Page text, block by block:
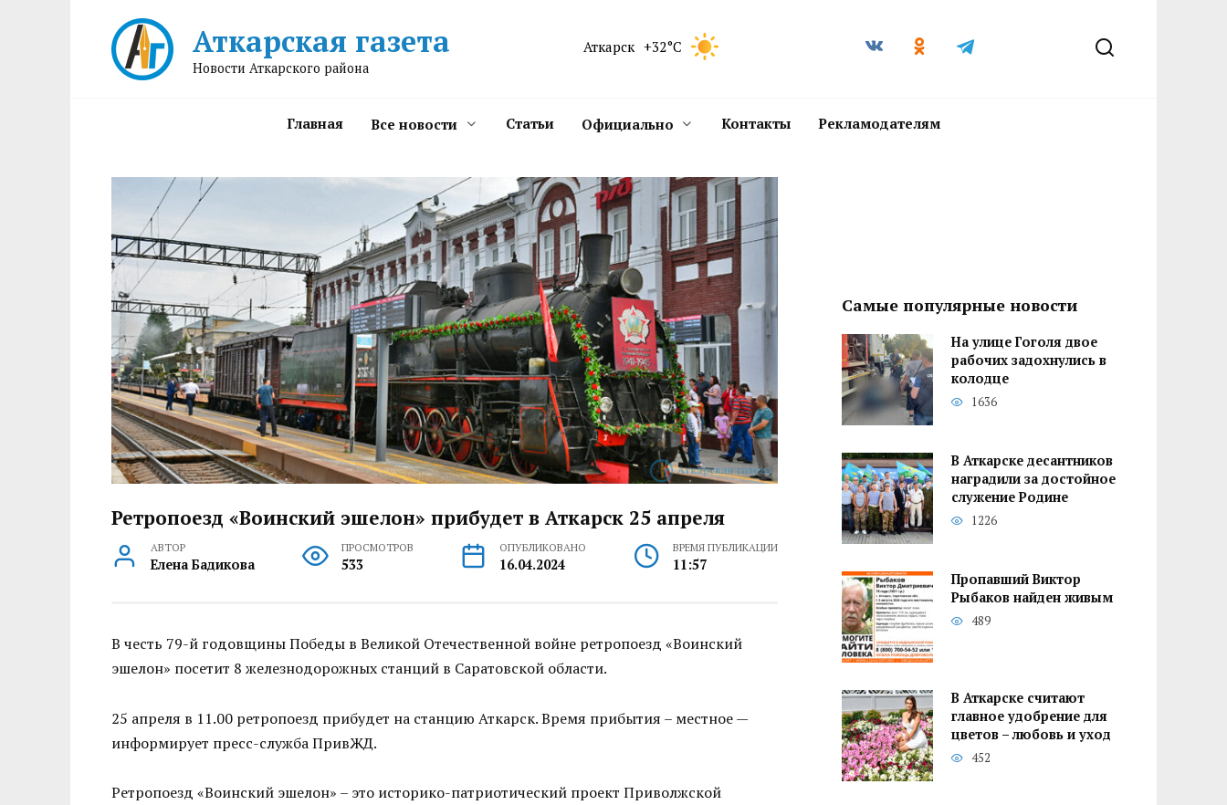
Аткарская газета
Новости Аткарского района
Аткарск +32°C
Главная Все новости Статьи Официально Контакты Рекламодателям
Ретропоезд «Воинский эшелон» прибудет в Аткарск 25 апреля
АВТОР
Елена Бадикова
ПРОСМОТРОВ
533
ОПУБЛИКОВАНО
16.04.2024
ВРЕМЯ ПУБЛИКАЦИИ
11:57
В честь 79-й годовщины Победы в Великой Отечественной войне ретропоезд «Воинский
эшелон» посетит 8 железнодорожных станций в Саратовской области.
25 апреля в 11.00 ретропоезд прибудет на станцию Аткарск. Время прибытия – местное —
информирует пресс-служба ПривЖД.
Ретропоезд «Воинский эшелон» – это историко-патриотический проект Приволжской
Самые популярные новости
На улице Гоголя двое
рабочих задохнулись в
колодце
1636
В Аткарске десантников
наградили за достойное
служение Родине
1226
Пропавший Виктор
Рыбаков найден живым
489
В Аткарске считают
главное удобрение для
цветов – любовь и уход
452